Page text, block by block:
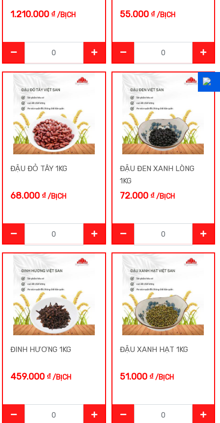
1.210.000 ₫/BỊCH 55.000₫ /BỊCH
ĐẬU ĐỎ TÂY 1KG
68.000 ₫/BỊCH
ĐẬU ĐEN XANH LÒNG
1KG
72.000₫ /BỊCH
ĐINH HƯƠNG 1KG
459.000 ₫/BỊCH
ĐẬU XANH HẠT 1KG
51.000₫ /BỊCH